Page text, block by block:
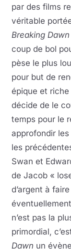
par des films
véritable
Breaking Dawn
coup de bol
pèse le plus
pour but de
épique et
décide de le
temps pour le
approfondir
les
Swan et
de Jacob «
d’argent à
n’est pas la
primordial,
Dawn un